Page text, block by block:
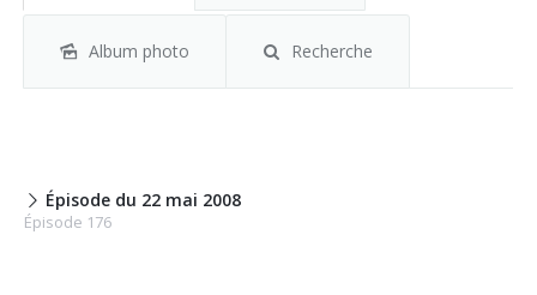
Album photo Recherche
Épisode du 22 mai 2008
Épisode 176